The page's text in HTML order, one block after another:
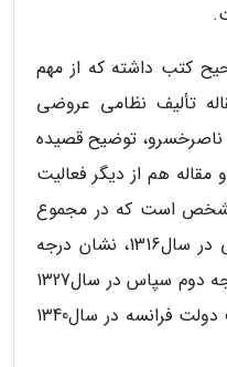
کتب داشته که از مهم
تألیف نظامی عروضی
ناصرخسرو، توضیح قصیده
مقاله هم از دیگر فعالیت
مشخص است که در مجموع
باعث شد نشان درجه سوم علمی در سال1316، نشان درجه
دوم علمی در سال1321، نشان درجه دوم سپاس در سال1327
و نشان عالی هنر و ادب از طرف دولت فرانسه در سال1340